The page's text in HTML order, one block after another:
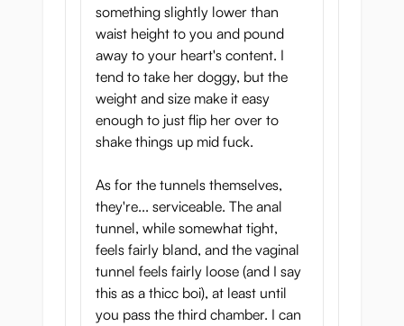
something slightly lower than
waist height to you and pound
away to your heart's content. I
tend to take her doggy, but the
weight and size make it easy
enough to just flip her over to
shake things up mid fuck.
As for the tunnels themselves,
they're... serviceable. The anal
tunnel, while somewhat tight,
feels fairly bland, and the vaginal
tunnel feels fairly loose (and I say
this as a thicc boi), at least until
you pass the third chamber. I can